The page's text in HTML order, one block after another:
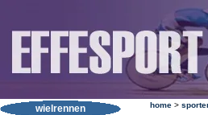
wielrennen home >